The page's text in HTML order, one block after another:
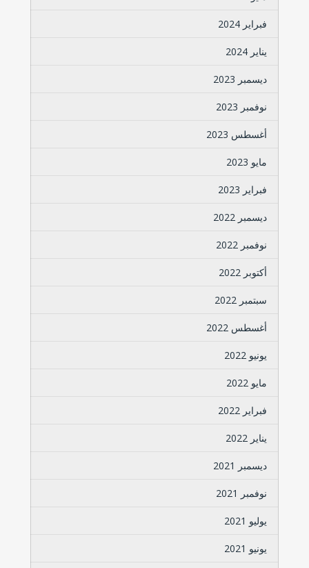
فبراير 2024
يناير 2024
ديسمبر 2023
نوفمبر 2023
أغسطس 2023
مايو 2023
فبراير 2023
ديسمبر 2022
نوفمبر 2022
أكتوبر 2022
سبتمبر 2022
أغسطس 2022
يونيو 2022
مايو 2022
فبراير 2022
يناير 2022
ديسمبر 2021
نوفمبر 2021
يوليو 2021
يونيو 2021